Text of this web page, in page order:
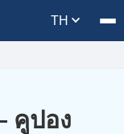
TH
คูปอง